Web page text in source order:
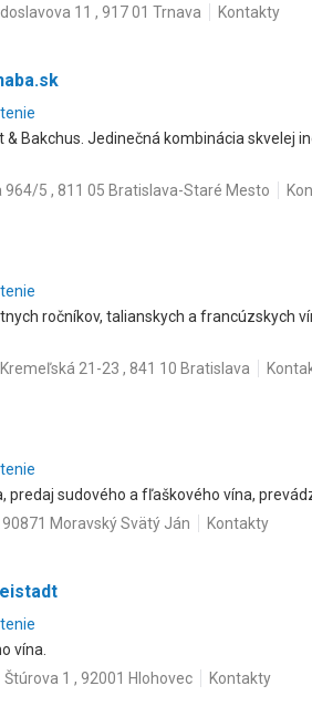
11 , 917 01 Trnava Kontakty
& Bakchus. Jedinečná kombinácia skvelej
964/5 , 811 05 Bratislava-Staré Mesto
ročníkov, talianskych a francúzskych
Kremeľská 21-23 , 841 10 Bratislava
predaj sudového a fľaškového vína,
Moravský Svätý Ján
Kontakty
vína.
Štúrova 1 , 92001 Hlohovec Kontakty